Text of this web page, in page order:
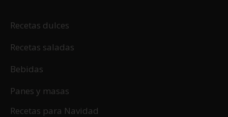
Recetas dulces
Recetas saladas
Bebidas
Panes y masas
Recetas para Navidad